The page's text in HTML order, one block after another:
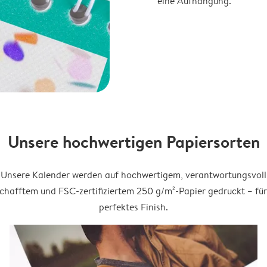
Unsere hochwertigen Papiersorten
Unsere Kalender werden auf hochwertigem, verantwortungsvoll
und FSC-zertifiziertem 250 g/m²-Papier gedruckt –
perfektes Finish.